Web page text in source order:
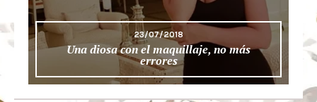
23/07/2018
Una diosa con el maquillaje, no más
errores